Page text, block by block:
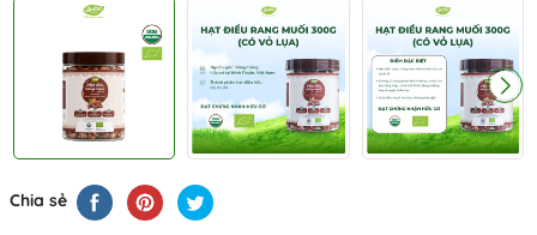
Chia sẻ